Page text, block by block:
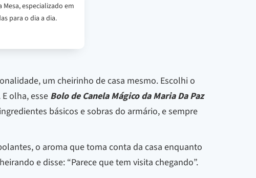
especializado em
para o dia a dia.
um cheirinho de casa mesmo. Escolhi o
olha, esse Bolo de Canela Mágico da Maria Da Paz
básicos e sobras do armário, e sempre
o aroma que toma conta da casa enquanto
e disse: “Parece que tem visita chegando”.